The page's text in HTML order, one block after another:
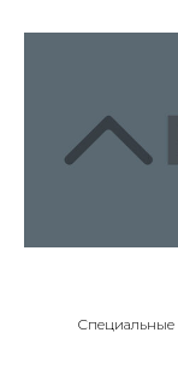
Специальные